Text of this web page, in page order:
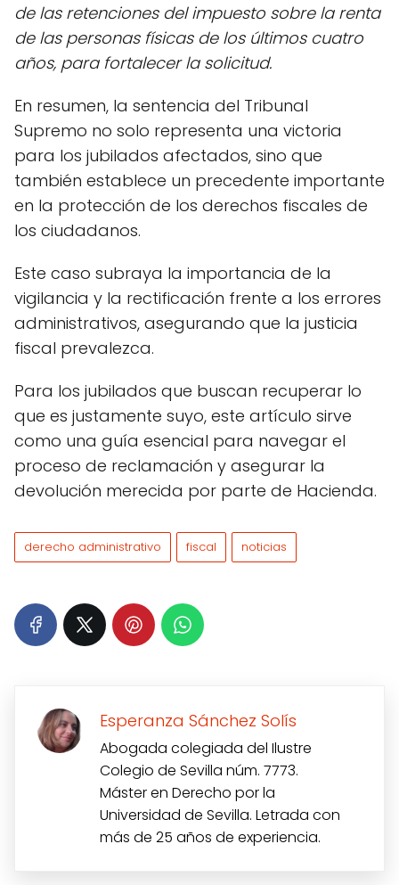
de las retenciones del impuesto sobre la renta
de las personas físicas de los últimos cuatro
años, para fortalecer la solicitud.
En resumen, la sentencia del Tribunal
Supremo no solo representa una victoria
para los jubilados afectados, sino que
también establece un precedente importante
en la protección de los derechos fiscales de
los ciudadanos.
Este caso subraya la importancia de la
vigilancia y la rectificación frente a los errores
administrativos, asegurando que la justicia
fiscal prevalezca.
Para los jubilados que buscan recuperar lo
que es justamente suyo, este artículo sirve
como una guía esencial para navegar el
proceso de reclamación y asegurar la
devolución merecida por parte de Hacienda.
derecho administrativo fiscal noticias
Esperanza Sánchez Solís
Abogada colegiada del Ilustre
Colegio de Sevilla núm. 7773.
Máster en Derecho por la
Universidad de Sevilla. Letrada con
más de 25 años de experiencia.